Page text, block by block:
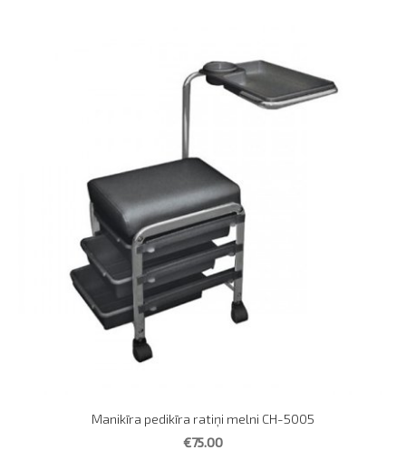
Manikīra pedikīra ratiņi melni CH-5005
€75.00